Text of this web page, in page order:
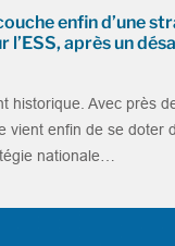
enfin d’une
l’ESS, après un
historique. Avec près
vient enfin de se doter
nationale…